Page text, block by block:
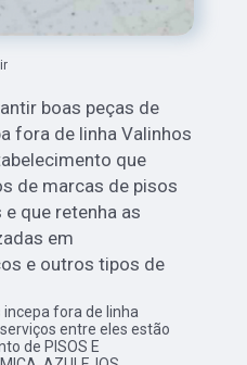
boas peças de
fora de linha Valinhos
que
de marcas de pisos
que retenha as
em
e outros tipos de
incepa fora de linha
entre eles estão
de PISOS E